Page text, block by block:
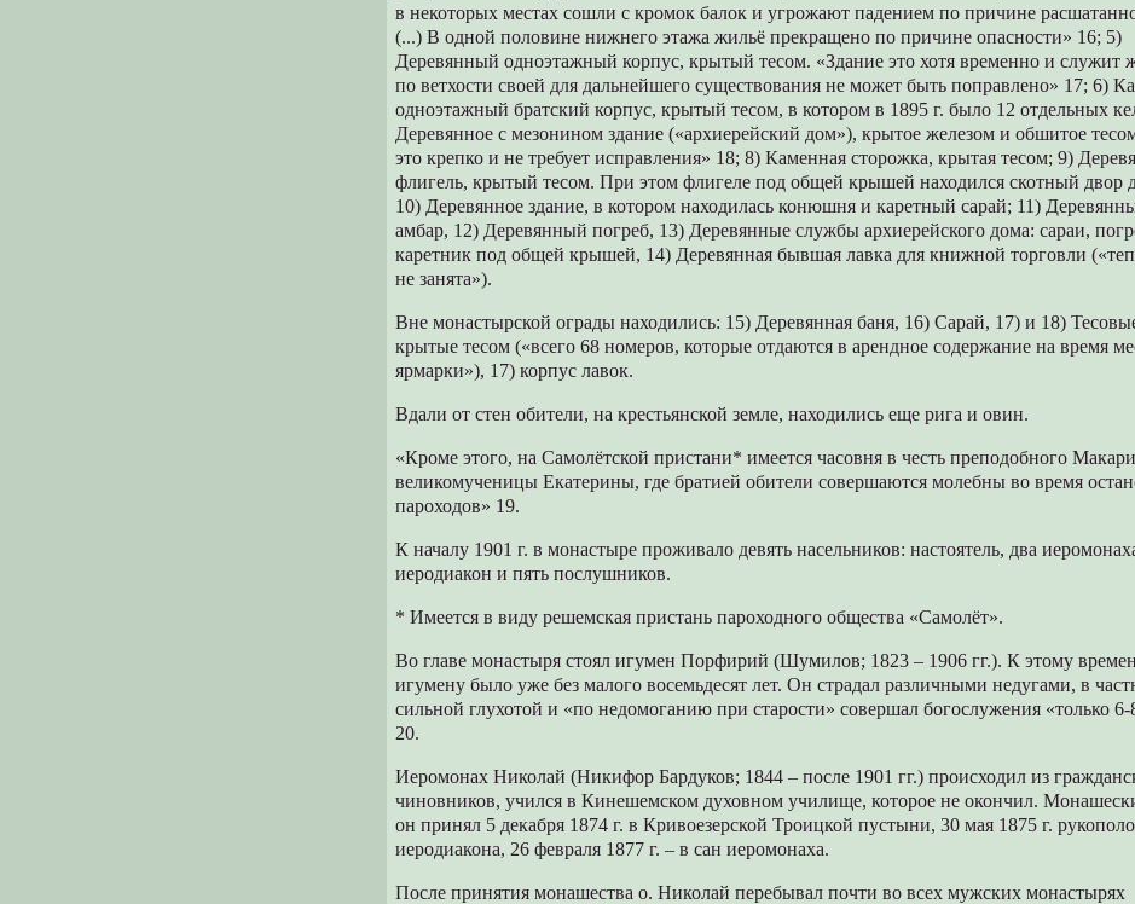
в некоторых местах сошли с кромок балок и угрожают падением по причине
(...) В одной половине нижнего этажа жильё прекращено по причине опасности» 16; 5)
Деревянный одноэтажный корпус, крытый тесом. «Здание это хотя временно и служит
по ветхости своей для дальнейшего существования не может быть поправлено» 17; 6)
одноэтажный братский корпус, крытый тесом, в котором в 1895 г. было 12 отдельных
Деревянное с мезонином здание («архиерейский дом»), крытое железом и обшитое
это крепко и не требует исправления» 18; 8) Каменная сторожка, крытая тесом; 9)
флигель, крытый тесом. При этом флигеле под общей крышей находился скотный двор
10) Деревянное здание, в котором находилась конюшня и каретный сарай; 11)
амбар, 12) Деревянный погреб, 13) Деревянные службы архиерейского дома: сараи,
каретник под общей крышей, 14) Деревянная бывшая лавка для книжной торговли
не занята»).
Вне монастырской ограды находились: 15) Деревянная баня, 16) Сарай, 17) и 18)
крытые тесом («всего 68 номеров, которые отдаются в арендное содержание на время
ярмарки»), 17) корпус лавок.
Вдали от стен обители, на крестьянской земле, находились еще рига и овин.
«Кроме этого, на Самолётской пристани* имеется часовня в честь преподобного
великомученицы Екатерины, где братией обители совершаются молебны во время
пароходов» 19.
К началу 1901 г. в монастыре проживало девять насельников: настоятель, два
иеродиакон и пять послушников.
* Имеется в виду решемская пристань пароходного общества «Самолёт».
Во главе монастыря стоял игумен Порфирий (Шумилов; 1823 – 1906 гг.). К этому
игумену было уже без малого восемьдесят лет. Он страдал различными недугами, в
сильной глухотой и «по недомоганию при старости» совершал богослужения «только 6-
20.
Иеромонах Николай (Никифор Бардуков; 1844 – после 1901 гг.) происходил из
чиновников, учился в Кинешемском духовном училище, которое не окончил.
он принял 5 декабря 1874 г. в Кривоезерской Троицкой пустыни, 30 мая 1875 г.
иеродиакона, 26 февраля 1877 г. – в сан иеромонаха.
После принятия монашества о. Николай перебывал почти во всех мужских монастырях